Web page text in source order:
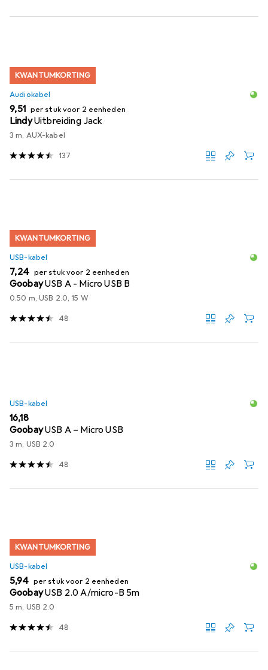
KWANTUMKORTING
Audiokabel
EUR
9,51 per stuk voor 2 eenheden
LindyUitbreiding Jack
3 m, AUX-kabel
137
KWANTUMKORTING
USB-kabel
EUR
7,24 per stuk voor 2 eenheden
GoobayUSB A - Micro USB B
0.50 m, USB 2.0, 15 W
48
USB-kabel
EUR
16,18
GoobayUSB A – Micro USB
3 m, USB 2.0
48
KWANTUMKORTING
USB-kabel
EUR
5,94 per stuk voor 2 eenheden
GoobayUSB 2.0 A/micro-B 5m
5 m, USB 2.0
48